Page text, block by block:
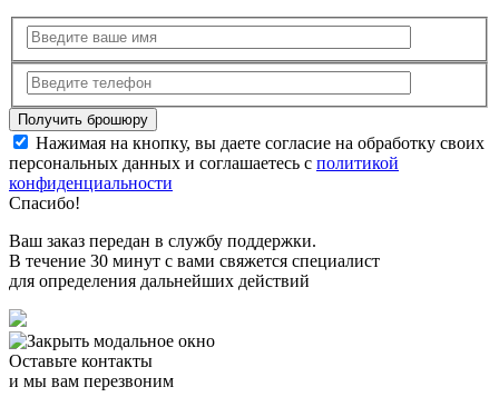
Нажимая на кнопку, вы даете согласие на обработку своих
персональных данных и соглашаетесь с политикой
конфиденциальности
Спасибо!
Ваш заказ передан в службу поддержки.
В течение 30 минут с вами свяжется специалист
для определения дальнейших действий
Оставьте контакты
и мы вам перезвоним